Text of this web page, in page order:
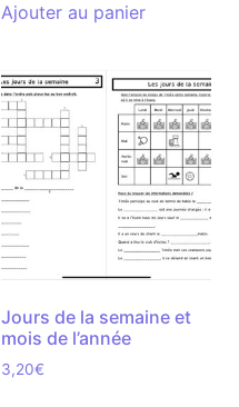
Ajouter au panier
Jours de la semaine et
mois de l’année
3,20€